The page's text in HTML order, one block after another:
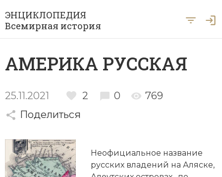
ЭНЦИКЛОПЕДИЯ
Всемирная история
Рубрики
Азия
Археология
Африка
Ближний Восток
Античность
История Первобытного общества
А … Я
Й К Л М Н О П Р С Т
АМЕРИКА РУССКАЯ
25.11.2021 2 0
769
Поделиться
Неофициальное название
русских владений на Аляске,